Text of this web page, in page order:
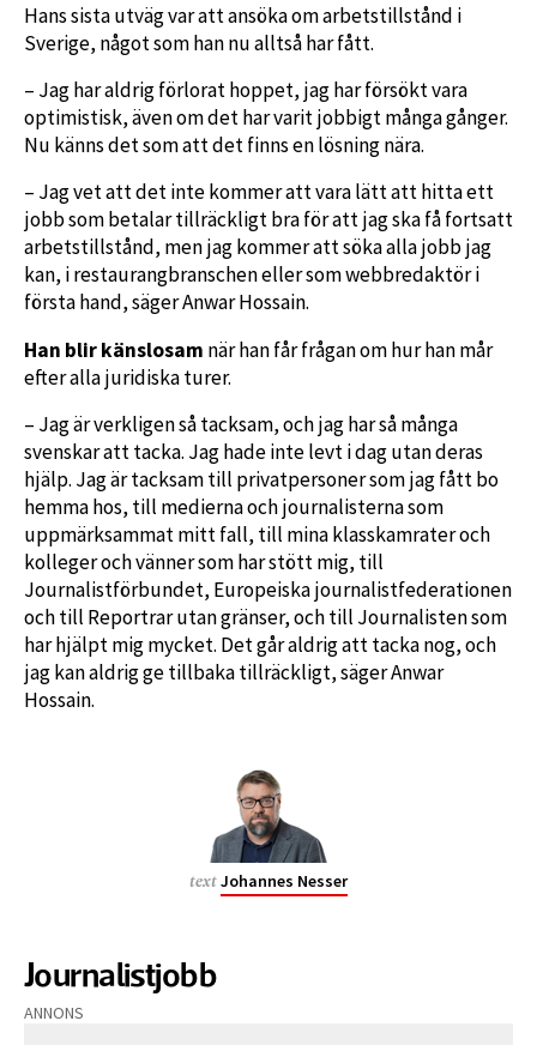
Hans sista utväg var att ansöka om arbetstillstånd i
Sverige, något som han nu alltså har fått.
– Jag har aldrig förlorat hoppet, jag har försökt vara
optimistisk, även om det har varit jobbigt många gånger.
Nu känns det som att det finns en lösning nära.
– Jag vet att det inte kommer att vara lätt att hitta ett
jobb som betalar tillräckligt bra för att jag ska få fortsatt
arbetstillstånd, men jag kommer att söka alla jobb jag
kan, i restaurangbranschen eller som webbredaktör i
första hand, säger Anwar Hossain.
Han blir känslosam när han får frågan om hur han mår
efter alla juridiska turer.
– Jag är verkligen så tacksam, och jag har så många
svenskar att tacka. Jag hade inte levt i dag utan deras
hjälp. Jag är tacksam till privatpersoner som jag fått bo
hemma hos, till medierna och journalisterna som
uppmärksammat mitt fall, till mina klasskamrater och
kolleger och vänner som har stött mig, till
Journalistförbundet, Europeiska journalistfederationen
och till Reportrar utan gränser, och till Journalisten som
har hjälpt mig mycket. Det går aldrig att tacka nog, och
jag kan aldrig ge tillbaka tillräckligt, säger Anwar
Hossain.
text Johannes Nesser
Journalistjobb
ANNONS